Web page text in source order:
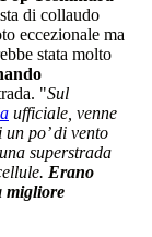
di collaudo
eccezionale ma
stata molto
"Sul
ufficiale, venne
po’ di vento
superstrada
Erano
migliore